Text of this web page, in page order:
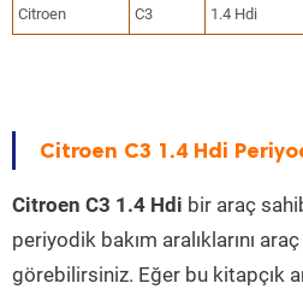
Citroen C3 1.4 Hdi
Citroen C3 1.4 Hdi
Citroen C3 1.4 Hdi bir araç
periyodik bakım aralıklarını
görebilirsiniz. Eğer bu kitapçık